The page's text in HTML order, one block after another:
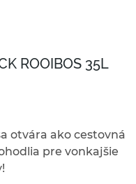
ROOIBOS 35L
otvára ako cestovná
pre vonkajšie